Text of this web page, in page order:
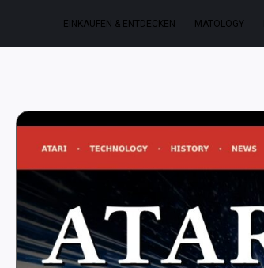
EINKAUFEN & ENTDECKEN MATOLOGY